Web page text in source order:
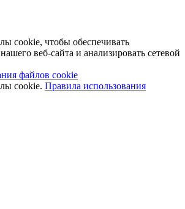
cookie, чтобы обеспечивать
веб-сайта и анализировать сетевой
файлов cookie
cookie. Правила использования